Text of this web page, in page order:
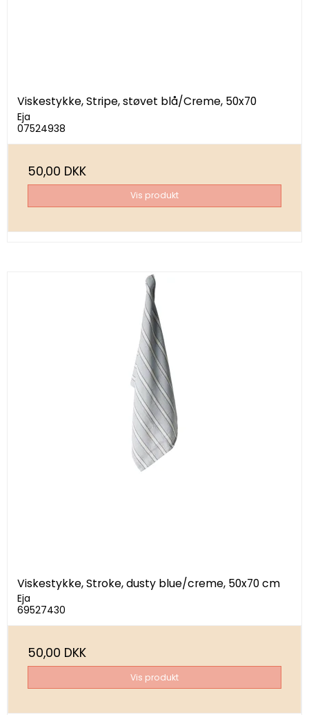
Viskestykke, Stripe, støvet blå/Creme, 50x70
Eja
07524938
50,00 DKK
Vis produkt
Viskestykke, Stroke, dusty blue/creme, 50x70 cm
Eja
69527430
50,00 DKK
Vis produkt